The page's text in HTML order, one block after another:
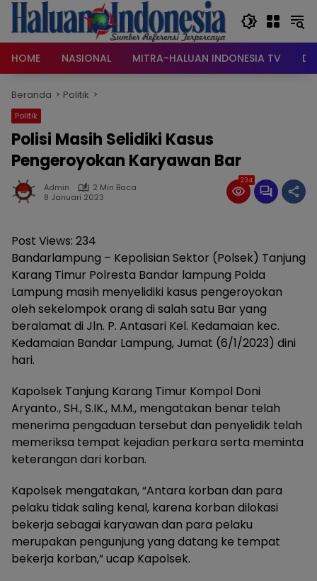
Langsung
konten
HOME
NASIONAL MITRA-HALUAN INDONESIA TV
Beranda Politik
Politik
Polisi Masih Selidiki Kasus
Pengeroyokan Karyawan Bar
Admin
2 Min Baca
8 Januari 2023
234
Post Views: 234
Bandarlampung – Kepolisian Sektor (Polsek) Tanjung
Karang Timur Polresta Bandar lampung Polda
Lampung masih menyelidiki kasus pengeroyokan
oleh sekelompok orang di salah satu Bar yang
beralamat di Jln. P. Antasari Kel. Kedamaian kec.
Kedamaian Bandar Lampung, Jumat (6/1/2023) dini
hari.
Kapolsek Tanjung Karang Timur Kompol Doni
Aryanto., SH., S.IK., M.M., mengatakan benar telah
menerima pengaduan tersebut dan penyelidik telah
memeriksa tempat kejadian perkara serta meminta
keterangan dari korban.
Kapolsek mengatakan, “Antara korban dan para
pelaku tidak saling kenal, karena korban dilokasi
bekerja sebagai karyawan dan para pelaku
merupakan pengunjung yang datang ke tempat
bekerja korban,” ucap Kapolsek.